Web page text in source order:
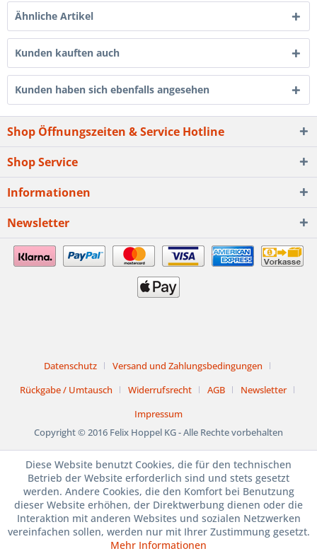
1. bis 15. August
BETRIEBSURLAUB
JULI und AUGUST
Ähnliche Artikel
Kunden kauften auch
Kunden haben sich ebenfalls angesehen
Shop Öffnungszeiten & Service Hotline
Shop Service
Informationen
Newsletter
Datenschutz
Versand und Zahlungsbedingungen
Rückgabe / Umtausch
Widerrufsrecht AGB
Newsletter
Impressum
Copyright © 2016 Felix Hoppel KG - Alle Rechte vorbehalten
Diese Website benutzt Cookies, die für den technischen
Betrieb der Website erforderlich sind und stets gesetzt
werden. Andere Cookies, die den Komfort bei Benutzung
dieser Website erhöhen, der Direktwerbung dienen oder die
Interaktion mit anderen Websites und sozialen Netzwerken
vereinfachen sollen, werden nur mit Ihrer Zustimmung gesetzt.
Mehr Informationen